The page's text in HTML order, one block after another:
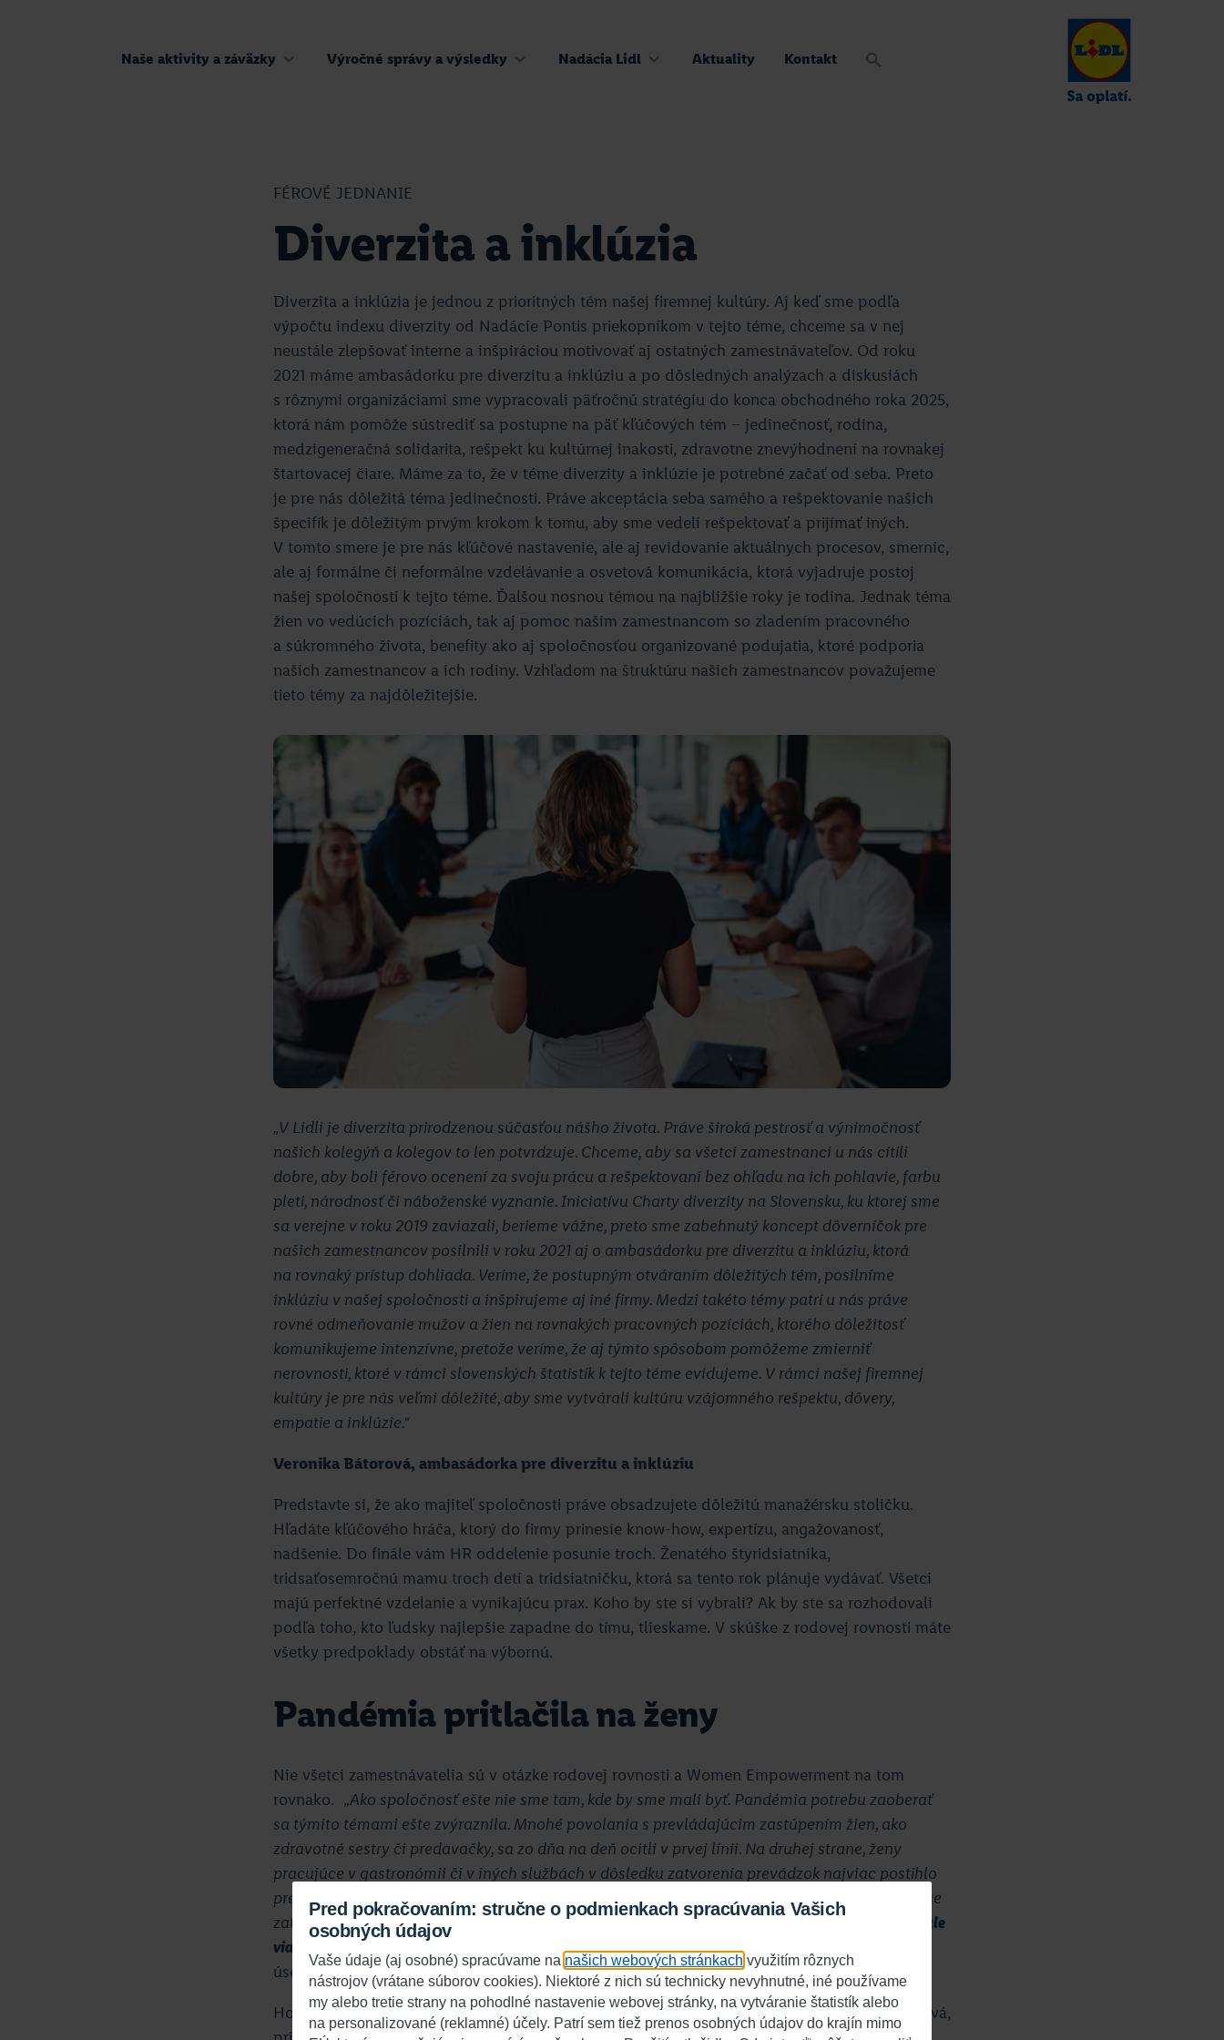
Pred pokračovaním: stručne o podmienkach spracúvania Vašich
osobných údajov
Vaše údaje (aj osobné) spracúvame na našich webových stránkach využitím rôznych
nástrojov (vrátane súborov cookies). Niektoré z nich sú technicky nevyhnutné, iné používame
my alebo tretie strany na pohodlné nastavenie webovej stránky, na vytváranie štatistík alebo
na personalizované (reklamné) účely. Patrí sem tiež prenos osobných údajov do krajín mimo
Naše aktivity a záväzky Výročné správy a výsledky Nadácia Lidl Aktuality Kontakt
FÉROVÉ JEDNANIE
Diverzita a inklúzia
Diverzita a inklúzia je jednou z prioritných tém našej firemnej kultúry. Aj keď sme podľa
výpočtu indexu diverzity od Nadácie Pontis priekopníkom v tejto téme, chceme sa v nej
neustále zlepšovať interne a inšpiráciou motivovať aj ostatných zamestnávateľov. Od roku
2021 máme ambasádorku pre diverzitu a inklúziu a po dôsledných analýzach a diskusiách
s rôznymi organizáciami sme vypracovali päťročnú stratégiu do konca obchodného roka 2025,
ktorá nám pomôže sústrediť sa postupne na päť kľúčových tém – jedinečnosť, rodina,
medzigeneračná solidarita, rešpekt ku kultúrnej inakosti, zdravotne znevýhodnení na rovnakej
štartovacej čiare. Máme za to, že v téme diverzity a inklúzie je potrebné začať od seba. Preto
je pre nás dôležitá téma jedinečnosti. Práve akceptácia seba samého a rešpektovanie našich
špecifík je dôležitým prvým krokom k tomu, aby sme vedeli rešpektovať a prijímať iných.
V tomto smere je pre nás kľúčové nastavenie, ale aj revidovanie aktuálnych procesov, smerníc,
ale aj formálne či neformálne vzdelávanie a osvetová komunikácia, ktorá vyjadruje postoj
našej spoločnosti k tejto téme. Ďalšou nosnou témou na najbližšie roky je rodina. Jednak téma
žien vo vedúcich pozíciách, tak aj pomoc našim zamestnancom so zladením pracovného
a súkromného života, benefity ako aj spoločnosťou organizované podujatia, ktoré podporia
našich zamestnancov a ich rodiny. Vzhľadom na štruktúru našich zamestnancov považujeme
tieto témy za najdôležitejšie.
„V Lidli je diverzita prirodzenou súčasťou nášho života. Práve široká pestrosť a výnimočnosť
našich kolegýň a kolegov to len potvrdzuje. Chceme, aby sa všetci zamestnanci u nás cítili
dobre, aby boli férovo ocenení za svoju prácu a rešpektovaní bez ohľadu na ich pohlavie, farbu
pleti, národnosť či náboženské vyznanie. Iniciatívu Charty diverzity na Slovensku, ku ktorej sme
sa verejne v roku 2019 zaviazali, berieme vážne, preto sme zabehnutý koncept dôverníčok pre
našich zamestnancov posilnili v roku 2021 aj o ambasádorku pre diverzitu a inklúziu, ktorá
na rovnaký prístup dohliada. Veríme, že postupným otváraním dôležitých tém, posilníme
inklúziu v našej spoločnosti a inšpirujeme aj iné firmy. Medzi takéto témy patrí u nás práve
rovné odmeňovanie mužov a žien na rovnakých pracovných pozíciách, ktorého dôležitosť
komunikujeme intenzívne, pretože veríme, že aj týmto spôsobom pomôžeme zmierniť
nerovnosti, ktoré v rámci slovenských štatistík k tejto téme evidujeme. V rámci našej firemnej
kultúry je pre nás veľmi dôležité, aby sme vytvárali kultúru vzájomného rešpektu, dôvery,
empatie a inklúzie.“
Veronika Bátorová, ambasádorka pre diverzitu a inklúziu
Predstavte si, že ako majiteľ spoločnosti práve obsadzujete dôležitú manažérsku stoličku.
Hľadáte kľúčového hráča, ktorý do firmy prinesie know-how, expertízu, angažovanosť,
nadšenie. Do finále vám HR oddelenie posunie troch. Ženatého štyridsiatnika,
tridsaťosemročnú mamu troch detí a tridsiatničku, ktorá sa tento rok plánuje vydávať. Všetci
majú perfektné vzdelanie a vynikajúcu prax. Koho by ste si vybrali? Ak by ste sa rozhodovali
podľa toho, kto ľudsky najlepšie zapadne do tímu, tlieskame. V skúške z rodovej rovnosti máte
všetky predpoklady obstáť na výbornú.
Pandémia pritlačila na ženy
Nie všetci zamestnávatelia sú v otázke rodovej rovnosti a Women Empowerment na tom
rovnako. „Ako spoločnosť ešte nie sme tam, kde by sme mali byť. Pandémia potrebu zaoberať
sa týmito témami ešte zvýraznila. Mnohé povolania s prevládajúcim zastúpením žien, ako
zdravotné sestry či predavačky, sa zo dňa na deň ocitli v prvej línii. Na druhej strane, ženy
pracujúce v gastronómii či v iných službách v dôsledku zatvorenia prevádzok najviac postihlo
prepúšťanie a neistota príjmov. K tomu všetkému si ešte pripočítajme starostlivosť o deti v čase
zatvorených škôl.Na Slovensku sa o domácnosť, deti a starších členov rodiny starajú v priemere stále
viac ženy
,“ myslí si Katarína Matejovie, členka najvyššieho vedenia Lidl zodpovedá za právny
úsek, účtovníctvo, financie, dane a controlling a IT.
Hoci stereotypy nemá rada ani konzultantka, mentorka, koučka a HR expertka Anka Hudáková,